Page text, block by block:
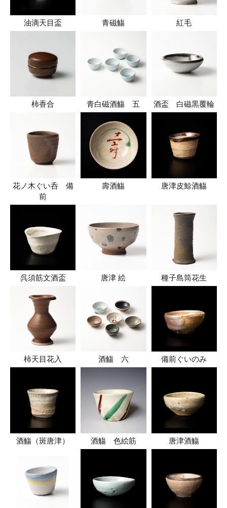
油滴天目盃 青磁觴 紅毛
柿香合 青白磁酒觴 五 酒盃 白磁黒覆輪
花ノ木ぐい呑 備
前
壽酒觴 唐津皮鯨酒觴
呉須筋文酒盃 唐津 絵 種子島筒花生
柿天目花入 酒觴 六 備前ぐいのみ
酒觴（斑唐津） 酒觴 色絵筋 唐津酒觴